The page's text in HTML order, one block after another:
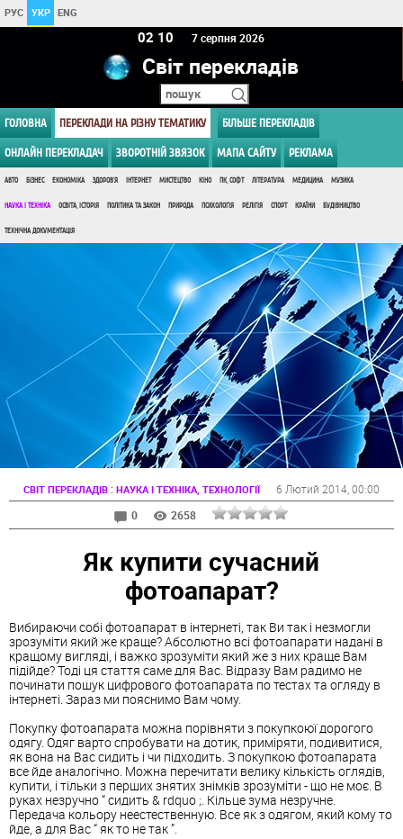
РУС УКР ENG
02 10 7 серпня 2026
Світ перекладів
ГОЛОВНА ПЕРЕКЛАДИ НА РІЗНУ ТЕМАТИКУ БІЛЬШЕ ПЕРЕКЛАДІВ
ОНЛАЙН ПЕРЕКЛАДАЧ ЗВОРОТНІЙ ЗВЯЗОК МАПА САЙТУ РЕКЛАМА
АВТО БІЗНЕС ЕКОНОМІКА ЗДОРОВ'Я ІНТЕРНЕТ МИСТЕЦТВО КІНО ПК, СОФТ ЛІТЕРАТУРА МЕДИЦИНА МУЗИКА
НАУКА І ТЕХНІКА ОСВІТА, ІСТОРІЯ ПОЛІТИКА ТА ЗАКОН ПРИРОДА ПСИХОЛОГІЯ РЕЛІГІЯ СПОРТ КРАЇНИ БУДІВНИЦТВО
ТЕХНІЧНА ДОКУМЕНТАЦІЯ
СВІТ ПЕРЕКЛАДІВ : НАУКА І ТЕХНІКА, ТЕХНОЛОГІЇ 6 Лютий 2014 , 00:00
0
2658
Як купити сучасний
фотоапарат?
Вибираючи собі фотоапарат в інтернеті, так Ви так і незмогли
зрозуміти який же краще? Абсолютно всі фотоапарати надані в
кращому вигляді, і важко зрозуміти який же з них краще Вам
підійде? Тоді ця стаття саме для Вас. Відразу Вам радимо не
починати пошук цифрового фотоапарата по тестах та огляду в
інтернеті. Зараз ми пояснимо Вам чому.
Покупку фотоапарата можна порівняти з покупкоюї дорогого
одягу. Одяг варто спробувати на дотик, приміряти, подивитися,
як вона на Вас сидить і чи підходить. З покупкою фотоапарата
все йде аналогічно. Можна перечитати велику кількість оглядів,
купити, і тільки з перших знятих знімків зрозуміти - що не моє. В
руках незручно “ сидить & rdquo ;. Кільце зума незручне.
Передача кольору неестественную. Все як з одягом, який кому то
йде, а для Вас “ як то не так ”.